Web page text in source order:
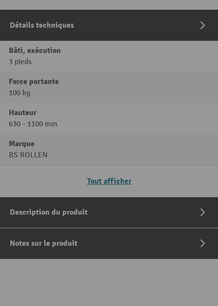
Détails techniques
Bâti, exécution
3 pieds
Force portante
100 kg
Hauteur
630 - 1100 mm
Marque
BS ROLLEN
Tout afficher
Description du produit
Notes sur le produit